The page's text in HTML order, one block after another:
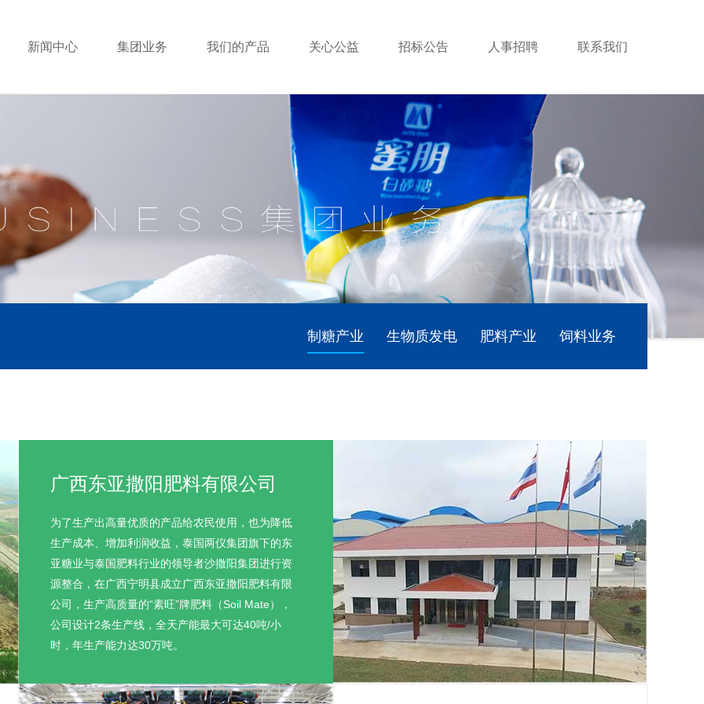
新闻中心 集团业务 我们的产品 关心公益 招标公告 人事招聘 联系我们
制糖产业 生物质发电 肥料产业 饲料业务
广西东亚撒阳肥料有限公司
为了生产出高量优质的产品给农民使用，也为降低
生产成本、增加利润收益，泰国两仪集团旗下的东
亚糖业与泰国肥料行业的领导者沙撒阳集团进行资
源整合，在广西宁明县成立广西东亚撒阳肥料有限
公司，生产高质量的“素旺”牌肥料（Soil Mate），
公司设计2条生产线，全天产能最大可达40吨/小
时，年生产能力达30万吨。